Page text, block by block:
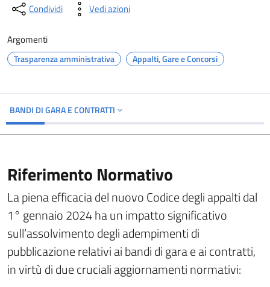
Condividi Vedi azioni
Argomenti
Trasparenza amministrativa Appalti, Gare e Concorsi
BANDI DI GARA E CONTRATTI
Riferimento Normativo
La piena efficacia del nuovo Codice degli appalti dal
1° gennaio 2024 ha un impatto significativo
sull’assolvimento degli adempimenti di
pubblicazione relativi ai bandi di gara e ai contratti,
in virtù di due cruciali aggiornamenti normativi: